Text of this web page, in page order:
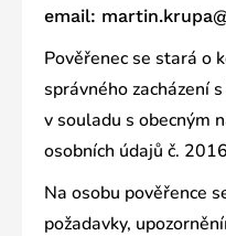
email:
Pověřenec se stará o
správného zacházení
v souladu s obecným
osobních údajů č.
Na osobu pověřence
požadavky,